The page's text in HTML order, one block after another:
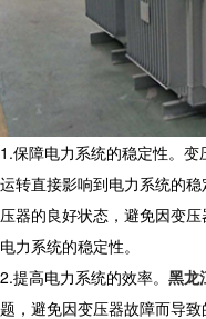
1.保障电力系统的稳定性。
运转直接影响到电力系统的
压器的良好状态，避免因变
电力系统的稳定性。
2.提高电力系统的效率。 黑龙
题，避免因变压器故障而导